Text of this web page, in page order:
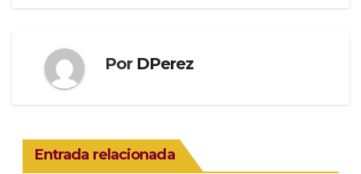
Por DPerez
Entrada relacionada